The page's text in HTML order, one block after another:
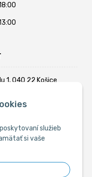
služieb
si vaše
1, 040 22 Košice
794 355